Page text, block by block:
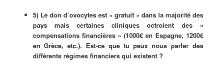
5) Le don d’ovocytes est « gratuit » dans la majorité des
pays mais certaines cliniques octroient des «
compensations financières » (1000€ en Espagne, 1200€
en Grèce, etc.). Est-ce que tu peux nous parler des
différents régimes financiers qui existent ?